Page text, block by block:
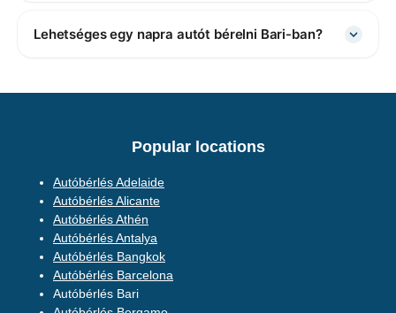
Lehetséges egy napra autót bérelni Bari-ban?
Popular locations
Autóbérlés Adelaide
Autóbérlés Alicante
Autóbérlés Athén
Autóbérlés Antalya
Autóbérlés Bangkok
Autóbérlés Barcelona
Autóbérlés Bari